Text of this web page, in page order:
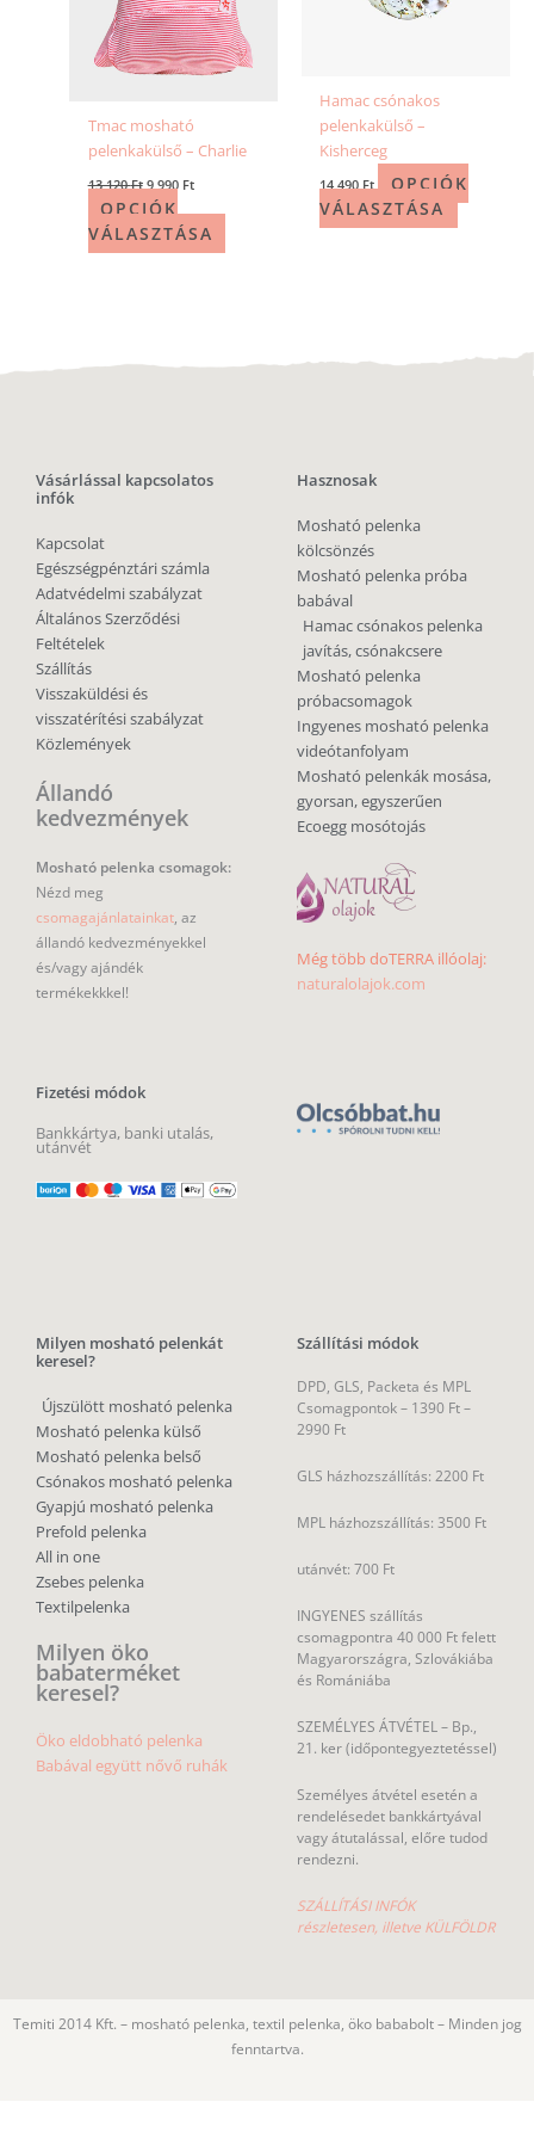
Tmac mosható
pelenkakülső – Charlie
13 120Ft 9 990 Ft
OPCIÓK
VÁLASZTÁSA
Hamac csónakos
pelenkakülső –
Kisherceg
14 490 Ft
OPCIÓK
VÁLASZTÁSA
Vásárlással kapcsolatos
infók
Kapcsolat
Egészségpénztári számla
Adatvédelmi szabályzat
Általános Szerződési
Feltételek
Szállítás
Visszaküldési és
visszatérítési szabályzat
Közlemények
Állandó
kedvezmények
Mosható pelenka csomagok:
Nézd meg
csomagajánlatainkat, az
állandó kedvezményekkel
és/vagy ajándék
termékekkkel!
Fizetési módok
Bankkártya, banki utalás,
utánvét
Hasznosak
Mosható pelenka
kölcsönzés
Mosható pelenka próba
babával
Hamac csónakos pelenka
javítás, csónakcsere
Mosható pelenka
próbacsomagok
Ingyenes mosható pelenka
videótanfolyam
Mosható pelenkák mosása,
gyorsan, egyszerűen
Ecoegg mosótojás
Még több doTERRA illóolaj:
naturalolajok.com
Milyen mosható pelenkát
keresel?
Újszülött mosható pelenka
Mosható pelenka külső
Mosható pelenka belső
Csónakos mosható pelenka
Gyapjú mosható pelenka
Prefold pelenka
All in one
Zsebes pelenka
Textilpelenka
Milyen öko
babaterméket
keresel?
Öko eldobható pelenka
Babával együtt nővő ruhák
Szállítási módok
DPD, GLS, Packeta és MPL
Csomagpontok – 1390 Ft –
2990 Ft
GLS házhozszállítás: 2200 Ft
MPL házhozszállítás: 3500 Ft
utánvét: 700 Ft
INGYENES szállítás
csomagpontra 40 000 Ft felett
Magyarországra, Szlovákiába
és Romániába
SZEMÉLYES ÁTVÉTEL – Bp.,
21. ker (időpontegyeztetéssel)
Személyes átvétel esetén a
rendelésedet bankkártyával
vagy átutalással, előre tudod
rendezni.
SZÁLLÍTÁSI INFÓK
részletesen, illetve KÜLFÖLDR
Temiti 2014 Kft. – mosható pelenka, textil pelenka, öko bababolt – Minden jog
fenntartva.